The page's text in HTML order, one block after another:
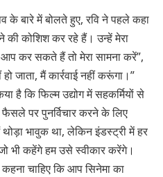
के बारे में बोलते हुए, रवि ने पहले कहा
की कोशिश कर रहे हैं। उन्हें मेरा
कर सकते हैं तो मेरा सामना करें”,
जाता, मैं कार्रवाई नहीं करूंगा।”
है कि फिल्म उद्योग में सहकर्मियों से
पर पुनर्विचार करने के लिए
थोड़ा भावुक था, लेकिन इंडस्ट्री में हर
भी कहेंगे हम उसे स्वीकार करेंगे।
चाहिए कि आप सिनेमा का